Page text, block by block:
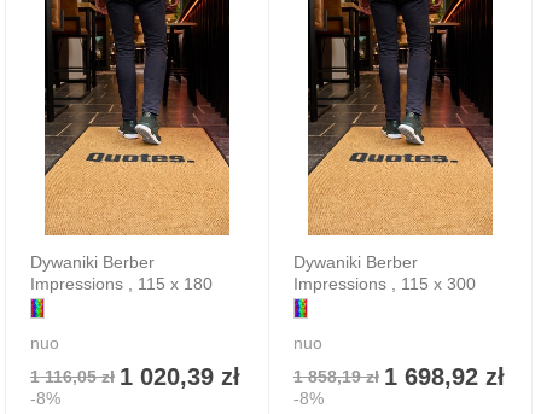
Dywaniki Berber
Impressions , 115 x 180
nuo
1 116,05 zł 1 020,39 zł
-8%
Dywaniki Berber
Impressions , 115 x 300
nuo
1 858,19 zł 1 698,92 zł
-8%